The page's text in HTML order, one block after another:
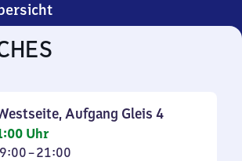
Aufgang Gleis 4
Uhr
–21:00